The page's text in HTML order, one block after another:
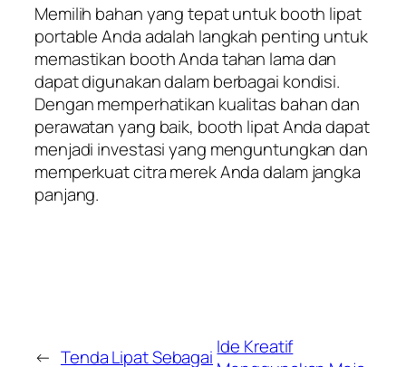
Memilih bahan yang tepat untuk booth lipat
portable Anda adalah langkah penting untuk
memastikan booth Anda tahan lama dan
dapat digunakan dalam berbagai kondisi.
Dengan memperhatikan kualitas bahan dan
perawatan yang baik, booth lipat Anda dapat
menjadi investasi yang menguntungkan dan
memperkuat citra merek Anda dalam jangka
panjang.
← Tenda Lipat Sebagai Ide Kreatif